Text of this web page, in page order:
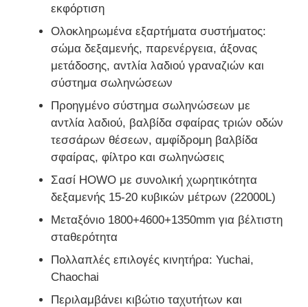
Φορτηγό φορτίου
εκφόρτιση
Ολοκληρωμένα εξαρτήματα συστήματος:
σώμα δεξαμενής, παρενέργεια, άξονας
μετάδοσης, αντλία λαδιού γραναζιών και
σύστημα σωληνώσεων
Προηγμένο σύστημα σωληνώσεων με
αντλία λαδιού, βαλβίδα σφαίρας τριών οδών
τεσσάρων θέσεων, αμφίδρομη βαλβίδα
σφαίρας, φίλτρο και σωληνώσεις
Σασί HOWO με συνολική χωρητικότητα
δεξαμενής 15-20 κυβικών μέτρων (22000L)
Μεταξόνιο 1800+4600+1350mm για βέλτιστη
σταθερότητα
Πολλαπλές επιλογές κινητήρα: Yuchai,
Chaochai
Περιλαμβάνει κιβώτιο ταχυτήτων και